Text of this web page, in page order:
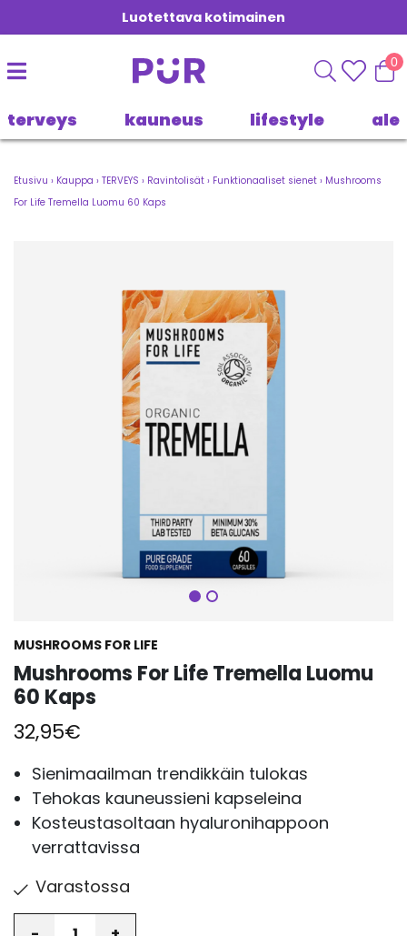
Luotettava kotimainen
0
terveys kauneus lifestyle ale
Etusivu › Kauppa › TERVEYS › Ravintolisät › Funktionaaliset sienet › Mushrooms
For Life Tremella Luomu 60 Kaps
Seuraava
MUSHROOMS FOR LIFE
Mushrooms For Life Tremella Luomu
60 Kaps
32,95€
Sienimaailman trendikkäin tulokas
Tehokas kauneussieni kapseleina
Kosteustasoltaan hyaluronihappoon
verrattavissa
Varastossa